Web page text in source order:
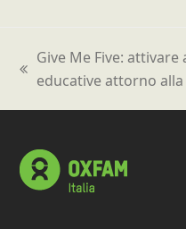
post
Give Me Five: attivare
educative attorno alla